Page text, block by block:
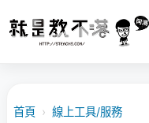
首頁 › 線上工具/服務